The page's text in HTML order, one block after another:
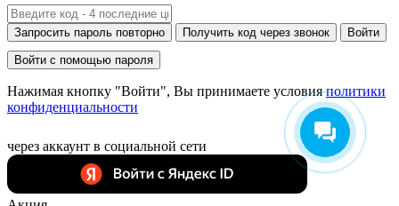
Запросить пароль повторно Получить код через звонок Войти
Войти с помощью пароля
Нажимая кнопку "Войти", Вы принимаете условияполитики
конфиденциальности
через аккаунт в социальной сети